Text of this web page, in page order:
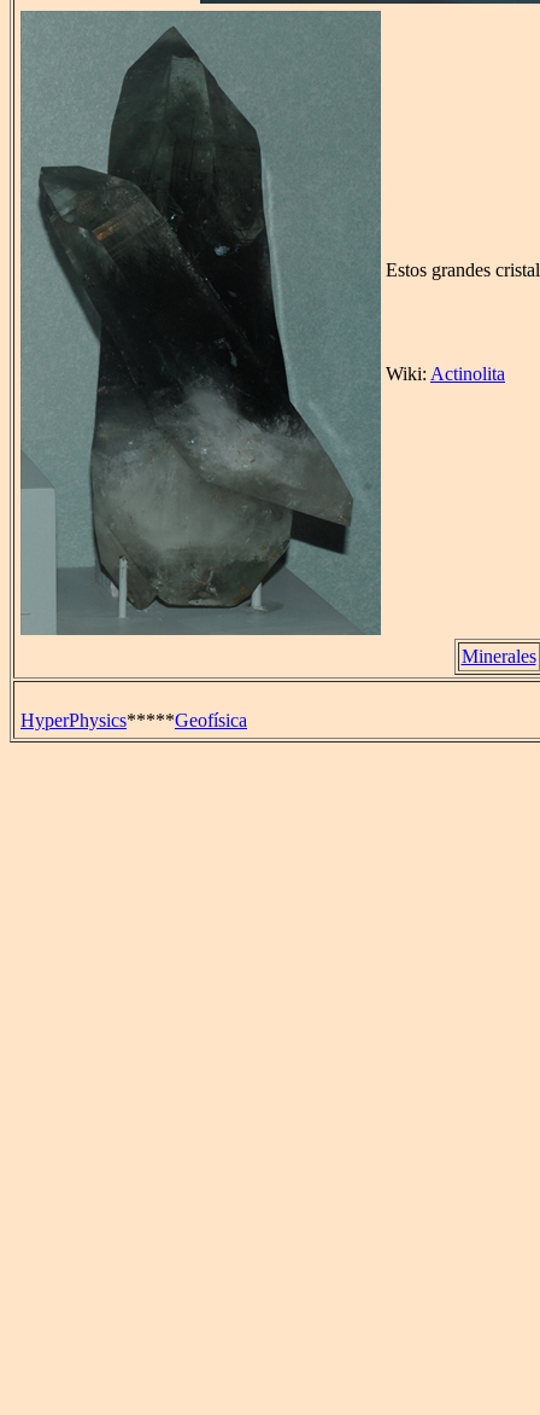
Estos grandes
Wiki: Actinolita
Minerales
HyperPhysics*****Geofísica